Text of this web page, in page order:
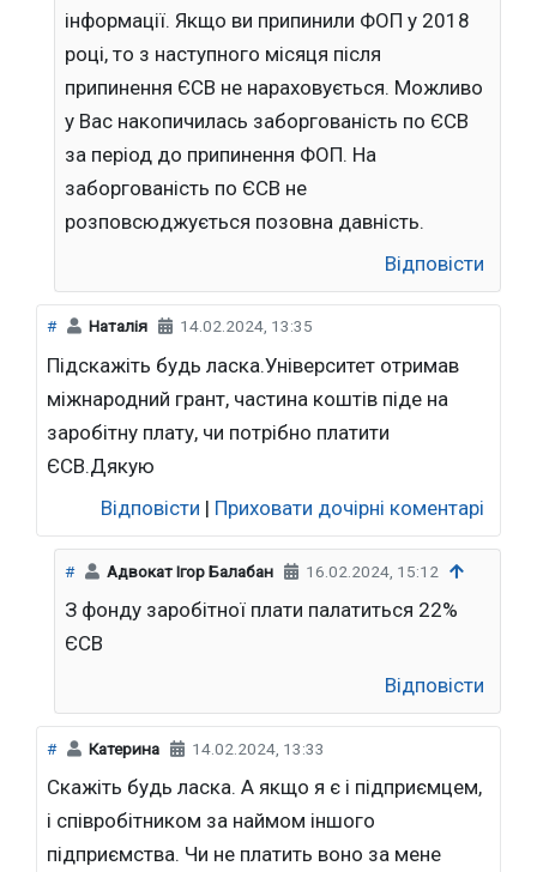
інформації. Якщо ви припинили ФОП у 2018
році, то з наступного місяця після
припинення ЄСВ не нараховується. Можливо
у Вас накопичилась заборгованість по ЄСВ
за період до припинення ФОП. На
заборгованість по ЄСВ не
розповсюджується позовна давність.
Відповісти
# Наталія 14.02.2024, 13:35
Підскажіть будь ласка.Університет отримав
міжнародний грант, частина коштів піде на
заробітну плату, чи потрібно платити
ЄСВ.Дякую
Відповісти | Приховати дочірні коментарі
# Адвокат Ігор Балабан 16.02.2024, 15:12
З фонду заробітної плати палатиться 22%
ЄСВ
Відповісти
# Катерина 14.02.2024, 13:33
Скажіть будь ласка. А якщо я є і підприємцем,
і співробітником за наймом іншого
підприємства. Чи не платить воно за мене